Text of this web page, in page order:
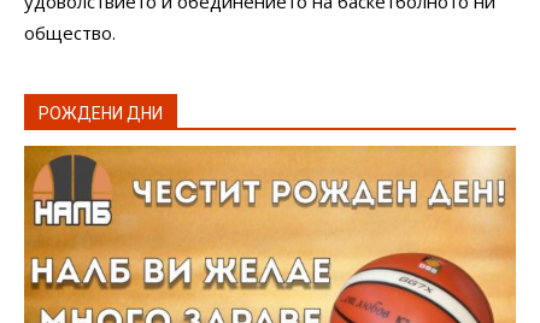
общество.
РОЖДЕНИ ДНИ